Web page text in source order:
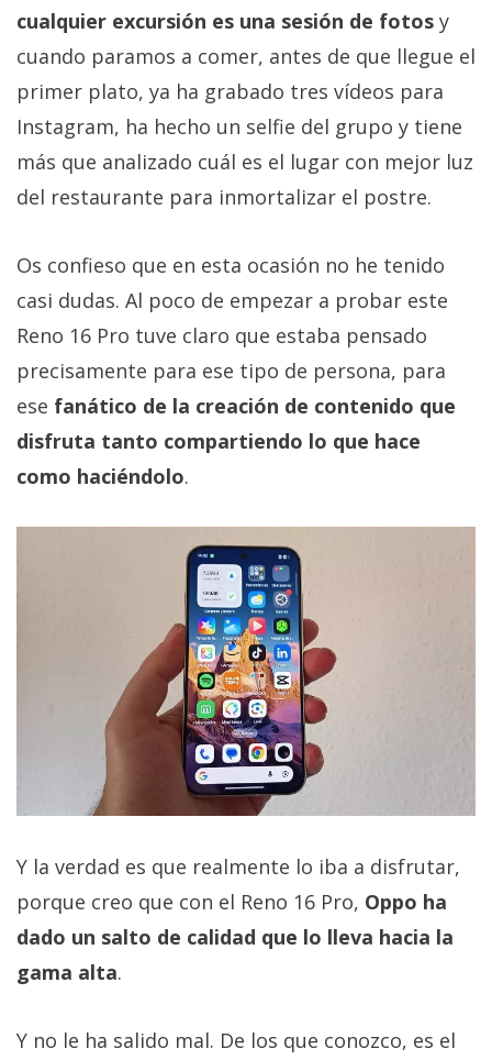
cualquier excursión es una sesión de fotos y
cuando paramos a comer, antes de que llegue el
primer plato, ya ha grabado tres vídeos para
Instagram, ha hecho un selfie del grupo y tiene
más que analizado cuál es el lugar con mejor luz
del restaurante para inmortalizar el postre.
Os confieso que en esta ocasión no he tenido
casi dudas. Al poco de empezar a probar este
Reno 16 Pro tuve claro que estaba pensado
precisamente para ese tipo de persona, para
ese fanático de la creación de contenido que
disfruta tanto compartiendo lo que hace
como haciéndolo.
Y la verdad es que realmente lo iba a disfrutar,
porque creo que con el Reno 16 Pro, Oppo ha
dado un salto de calidad que lo lleva hacia la
gama alta.
Y no le ha salido mal. De los que conozco, es el